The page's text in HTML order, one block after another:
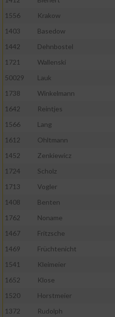
1556
Krakow
1403
Basedow
1442
Dehnbostel
1721
Wallenski
50029
Lauk
1738
Winkelmann
1642
Reintjes
1566
Lang
1612
Ohltmann
1452
Zenkiewicz
1724
Scholz
1713
Vogler
1408
Benten
1762
Noname
1467
Fritzsche
1469
Früchtenicht
1541
Kleimeier
1652
Klose
1520
Horstmeier
1372
Rudolph